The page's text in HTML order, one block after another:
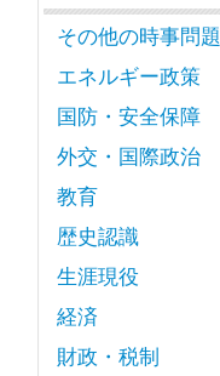
その他の時事問題
エネルギー政策
国防・安全保障
外交・国際政治
教育
歴史認識
生涯現役
経済
財政・税制